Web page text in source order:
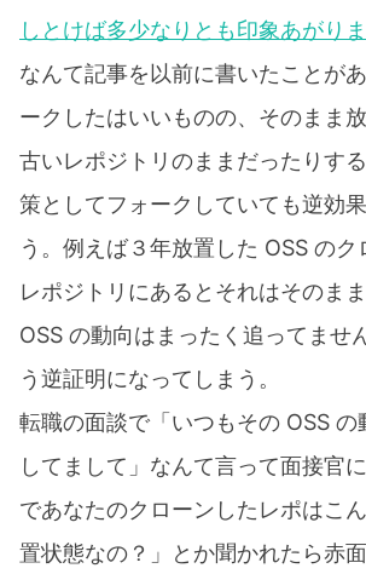
しとけば多少なりとも印象あがり
なんて記事を以前に書いたことが
ークしたはいいものの、そのまま
古いレポジトリのままだったりす
策としてフォークしていても逆効
う。例えば３年放置した OSS の
レポジトリにあるとそれはそのま
OSS の動向はまったく追ってませ
う逆証明になってしまう。
転職の面談で「いつもその OSS の
してまして」なんて言って面接官
であなたのクローンしたレポはこ
置状態なの？」とか聞かれたら赤